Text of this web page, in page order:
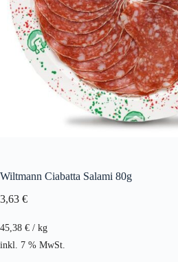
Wiltmann Ciabatta Salami 80g
3,63 €
45,38 € / kg
inkl. 7 % MwSt.